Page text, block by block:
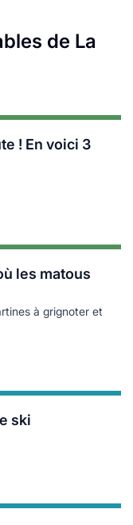
de La
! En voici 3
les matous
à grignoter et
ski